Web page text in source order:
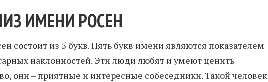
ИМЕНИ РОСЕН
состоит из 5 букв. Пять букв имени являются показателем
наклонностей. Эти люди любят и умеют ценить
они – приятные и интересные собеседники. Такой человек